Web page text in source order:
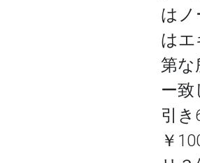
は
は
第
ー
引
￥